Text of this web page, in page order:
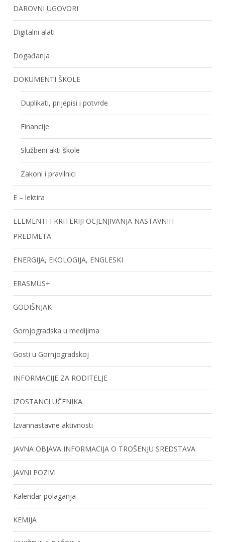
DAROVNI UGOVORI
Digitalni alati
Događanja
DOKUMENTI ŠKOLE
Duplikati, prijepisi i potvrde
Financije
Službeni akti škole
Zakoni i pravilnici
E – lektira
ELEMENTI I KRITERIJI OCJENJIVANJA NASTAVNIH
PREDMETA
ENERGIJA, EKOLOGIJA, ENGLESKI
ERASMUS+
GODIŠNJAK
Gornjogradska u medijima
Gosti u Gornjogradskoj
INFORMACIJE ZA RODITELJE
IZOSTANCI UČENIKA
Izvannastavne aktivnosti
JAVNA OBJAVA INFORMACIJA O TROŠENJU SREDSTAVA
JAVNI POZIVI
Kalendar polaganja
KEMIJA